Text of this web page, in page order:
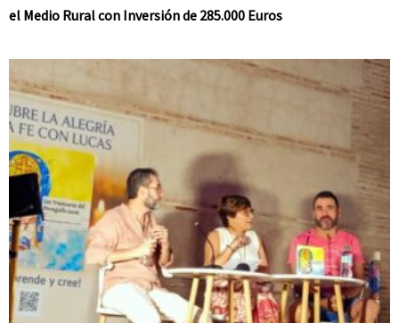
el Medio Rural con Inversión de 285.000 Euros